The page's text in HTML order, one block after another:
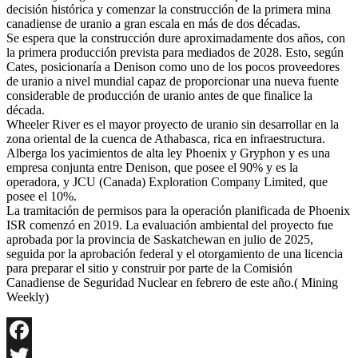
decisión histórica y comenzar la construcción de la primera mina
canadiense de uranio a gran escala en más de dos décadas.
Se espera que la construcción dure aproximadamente dos años, con
la primera producción prevista para mediados de 2028. Esto, según
Cates, posicionaría a Denison como uno de los pocos proveedores
de uranio a nivel mundial capaz de proporcionar una nueva fuente
considerable de producción de uranio antes de que finalice la
década.
Wheeler River es el mayor proyecto de uranio sin desarrollar en la
zona oriental de la cuenca de Athabasca, rica en infraestructura.
Alberga los yacimientos de alta ley Phoenix y Gryphon y es una
empresa conjunta entre Denison, que posee el 90% y es la
operadora, y JCU (Canada) Exploration Company Limited, que
posee el 10%.
La tramitación de permisos para la operación planificada de Phoenix
ISR comenzó en 2019. La evaluación ambiental del proyecto fue
aprobada por la provincia de Saskatchewan en julio de 2025,
seguida por la aprobación federal y el otorgamiento de una licencia
para preparar el sitio y construir por parte de la Comisión
Canadiense de Seguridad Nuclear en febrero de este año.( Mining
Weekly)
Facebook